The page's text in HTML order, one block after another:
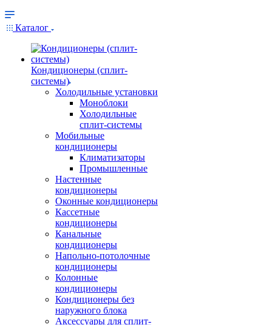
Каталог
Кондиционеры (сплит-
системы)
Холодильные установки
Моноблоки
Холодильные
сплит-системы
Мобильные
кондиционеры
Климатизаторы
Промышленные
Настенные
кондиционеры
Оконные кондиционеры
Кассетные
кондиционеры
Канальные
кондиционеры
Напольно-потолочные
кондиционеры
Колонные
кондиционеры
Кондиционеры без
наружного блока
Аксессуары для сплит-